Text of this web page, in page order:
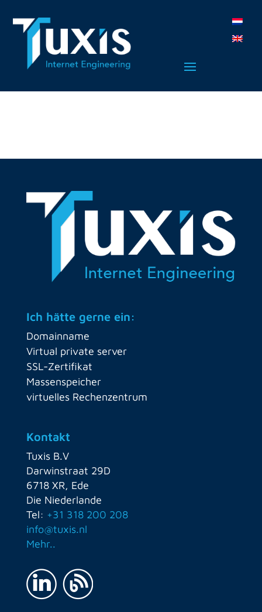
Ich hätte gerne ein:
Domainname
Virtual private server
SSL-Zertifikat
Massenspeicher
virtuelles Rechenzentrum
Kontakt
Tuxis B.V
Darwinstraat 29D
6718 XR, Ede
Die Niederlande
Tel: +31 318 200 208
info@tuxis.nl
Mehr..